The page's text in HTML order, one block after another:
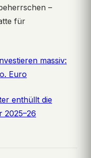
–
für
massiv:
Euro
enthüllt die
2025–26